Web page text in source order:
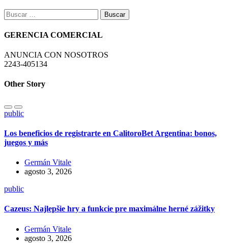
Buscar:
GERENCIA COMERCIAL
ANUNCIA CON NOSOTROS
2243-405134
Other Story
public
Los beneficios de registrarte en CalitoroBet Argentina: bonos,
juegos y más
Germán Vitale
agosto 3, 2026
public
Cazeus: Najlepšie hry a funkcie pre maximálne herné zážitky
Germán Vitale
agosto 3, 2026